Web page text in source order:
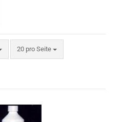
20 pro Seite
pro Seite